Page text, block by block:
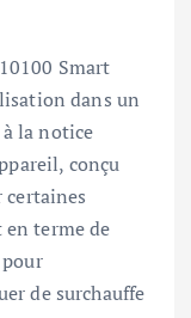
Smart
dans un
la notice
conçu
terme de
de surchauffe